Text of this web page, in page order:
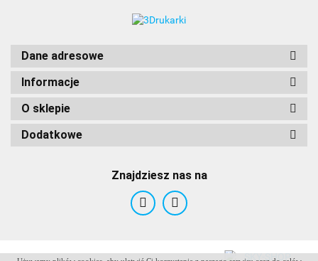
Dane adresowe
Informacje
O sklepie
Dodatkowe
Znajdziesz nas na